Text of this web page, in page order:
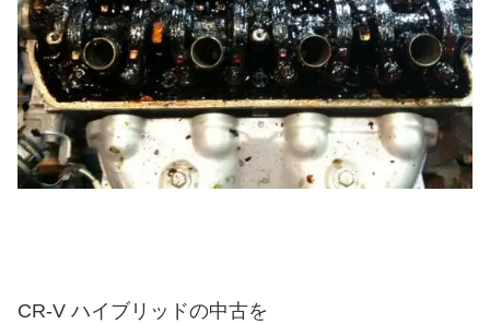
CR-V ハイブリッドの中古を